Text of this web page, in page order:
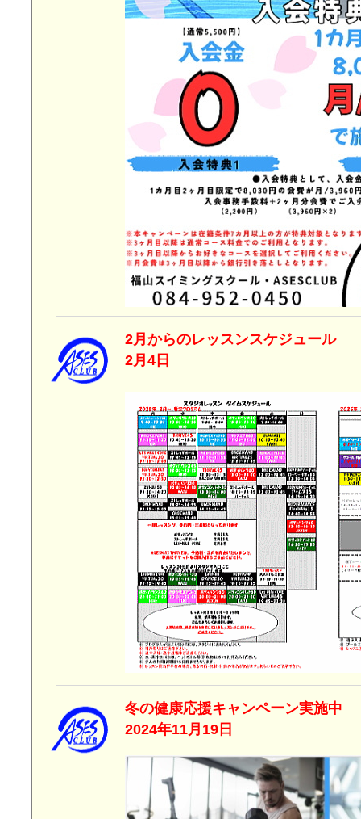
2月からのレッスンス
2月4日
冬の健康応援キャン
2024年11月19日